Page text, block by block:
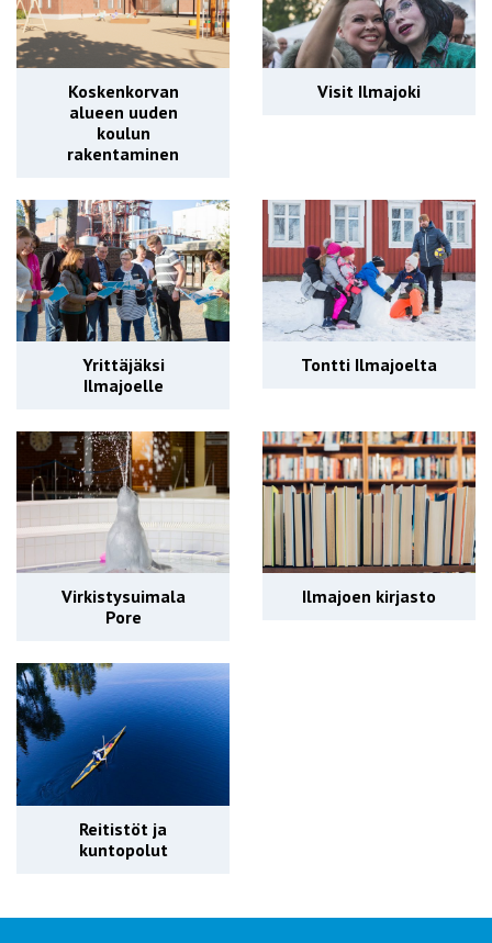
Koskenkorvan
alueen uuden
koulun
rakentaminen
Visit Ilmajoki
Yrittäjäksi
Ilmajoelle
Tontti Ilmajoelta
Virkistysuimala
Pore
Ilmajoen kirjasto
Reitistöt ja
kuntopolut